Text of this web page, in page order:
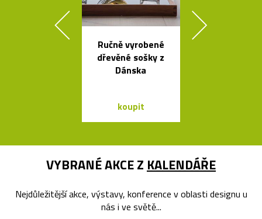
Ručně vyrobené
dřevěné sošky z
Dánska
koupit
VYBRANÉ AKCE Z KALENDÁŘE
Nejdůležitější akce, výstavy, konference v oblasti designu u
nás i ve světě...